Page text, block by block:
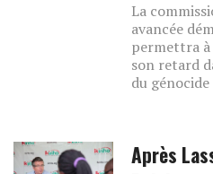
La
avancée
permettra
son retard
du
Après